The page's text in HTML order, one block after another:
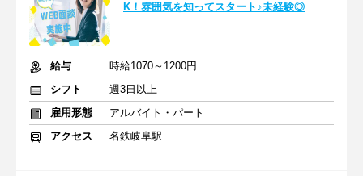
K！雰囲気を知ってスタート♪未経験◎
給与
時給1070～1200円
シフト
週3日以上
雇用形態
アルバイト・パート
アクセス
名鉄岐阜駅